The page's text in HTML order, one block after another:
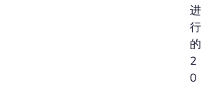
进
行
的
2
0